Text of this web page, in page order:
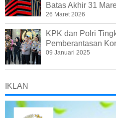
Batas Akhir 31
26 Maret 2026
KPK dan Polri
Pemberantasan
09 Januari 2025
IKLAN